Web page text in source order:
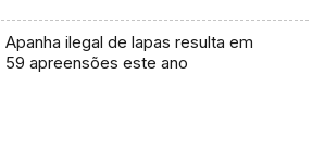
Apanha ilegal de lapas resulta em
59 apreensões este ano